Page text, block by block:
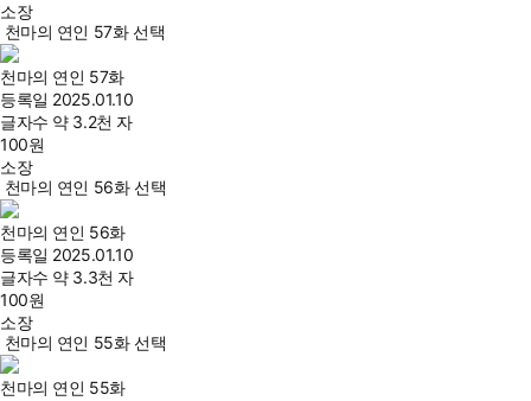
소장
천마의 연인 57화 선택
천마의 연인 57화
등록일 2025.01.10
글자수 약 3.2천 자
100원
소장
천마의 연인 56화 선택
천마의 연인 56화
등록일 2025.01.10
글자수 약 3.3천 자
100원
소장
천마의 연인 55화 선택
천마의 연인 55화